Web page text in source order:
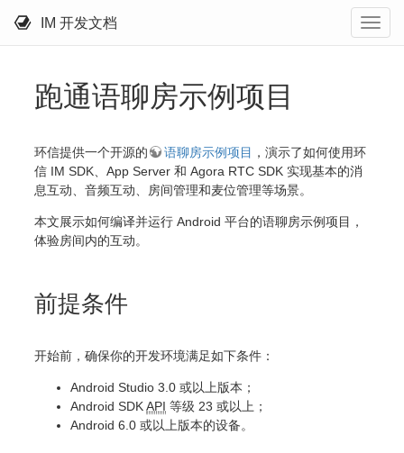
IM 开发文档
跑通语聊房示例项目
环信提供一个开源的 语聊房示例项目 ，演示了如何使用环
信 IM SDK、App Server 和 Agora RTC SDK 实现基本的消
息互动、音频互动、房间管理和麦位管理等场景。
本文展示如何编译并运行 Android 平台的语聊房示例项目，
体验房间内的互动。
前提条件
开始前，确保你的开发环境满足如下条件：
Android Studio 3.0 或以上版本；
Android SDKAPI 等级 23 或以上；
Android 6.0 或以上版本的设备。